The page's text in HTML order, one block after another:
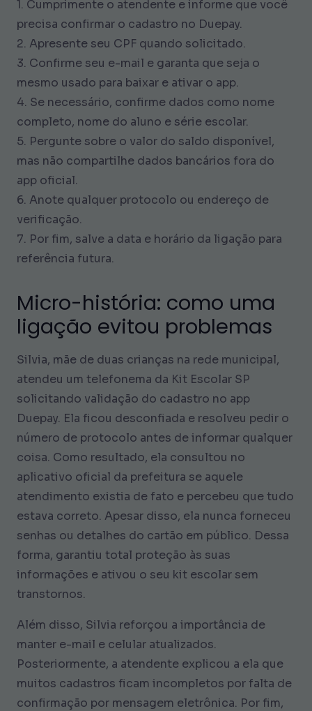
1. Cumprimente o atendente e informe que você
precisa confirmar o cadastro no Duepay.
2. Apresente seu CPF quando solicitado.
3. Confirme seu e-mail e garanta que seja o
mesmo usado para baixar e ativar o app.
4. Se necessário, confirme dados como nome
completo, nome do aluno e série escolar.
5. Pergunte sobre o valor do saldo disponível,
mas não compartilhe dados bancários fora do
app oficial.
6. Anote qualquer protocolo ou endereço de
verificação.
7. Por fim, salve a data e horário da ligação para
referência futura.
Micro-história: como uma
ligação evitou problemas
Silvia, mãe de duas crianças na rede municipal,
atendeu um telefonema da Kit Escolar SP
solicitando validação do cadastro no app
Duepay. Ela ficou desconfiada e resolveu pedir o
número de protocolo antes de informar qualquer
coisa. Como resultado, ela consultou no
aplicativo oficial da prefeitura se aquele
atendimento existia de fato e percebeu que tudo
estava correto. Apesar disso, ela nunca forneceu
senhas ou detalhes do cartão em público. Dessa
forma, garantiu total proteção às suas
informações e ativou o seu kit escolar sem
transtornos.
Além disso, Silvia reforçou a importância de
manter e-mail e celular atualizados.
Posteriormente, a atendente explicou a ela que
muitos cadastros ficam incompletos por falta de
confirmação por mensagem eletrônica. Por fim,